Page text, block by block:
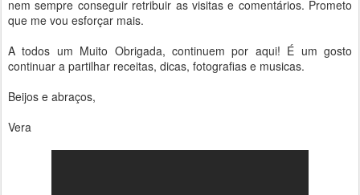
nem sempre conseguir retribuir as visitas e comentários. Prometo
que me vou esforçar mais.
A todos um Muito Obrigada, continuem por aqui! É um gosto
continuar a partilhar receitas, dicas, fotografias e musicas.
Beijos e abraços,
Vera